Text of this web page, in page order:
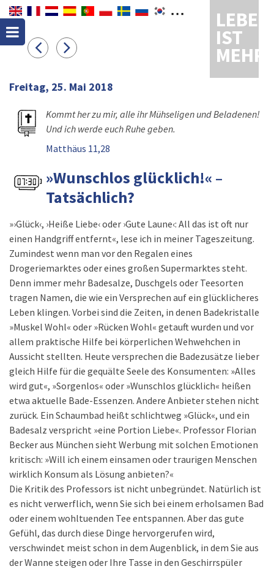
LEBEN
IST
MEHR
Freitag, 25. Mai 2018
Kommt her zu mir, alle ihr Mühseligen und Beladenen!
Und ich werde euch Ruhe geben.
Matthäus 11,28
»Wunschlos glücklich!« –
Tatsächlich?
»›Glück‹, ›Heiße Liebe‹ oder ›Gute Laune‹: All das ist oft nur
einen Handgriff entfernt«, lese ich in meiner Tageszeitung.
Zumindest wenn man vor den Regalen eines
Drogeriemarktes oder eines großen Supermarktes steht.
Denn immer mehr Badesalze, Duschgels oder Teesorten
tragen Namen, die wie ein Versprechen auf ein glücklicheres
Leben klingen. Vorbei sind die Zeiten, in denen Badekristalle
»Muskel Wohl« oder »Rücken Wohl« getauft wurden und vor
allem praktische Hilfe bei körperlichen Wehwehchen in
Aussicht stellten. Heute versprechen die Badezusätze lieber
gleich Hilfe für die gequälte Seele des Konsumenten: »Alles
wird gut«, »Sorgenlos« oder »Wunschlos glücklich« heißen
etwa aktuelle Bade-Essenzen. Andere Anbieter stehen nicht
zurück. Ein Schaumbad heißt schlichtweg »Glück«, und ein
Badesalz verspricht »eine Portion Liebe«. Professor Florian
Becker aus München sieht Werbung mit solchen Emotionen
kritisch: »Will ich einem einsamen oder traurigen Menschen
wirklich Konsum als Lösung anbieten?«
Die Kritik des Professors ist nicht unbegründet. Natürlich ist
es nicht verwerflich, wenn Sie sich bei einem erholsamen Bad
oder einem wohltuenden Tee entspannen. Aber das gute
Gefühl, das durch diese Dinge hervorgerufen wird,
verschwindet meist schon in dem Augenblick, in dem Sie aus
der Wanne steigen oder Ihre Tasse in den Geschirrspüler